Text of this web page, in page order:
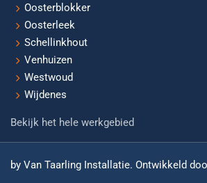
Oosterblokker
Oosterleek
Schellinkhout
Venhuizen
Westwoud
Wijdenes
Bekijk het hele werkgebied
by Van Taarling Installatie. Ontwikkeld